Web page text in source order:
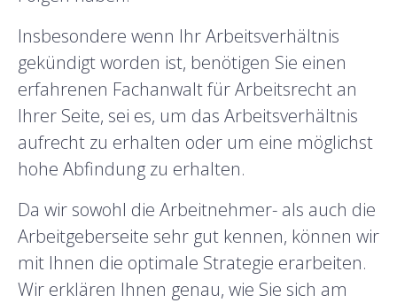
Insbesondere wenn Ihr Arbeitsverhältnis
gekündigt worden ist, benötigen Sie einen
erfahrenen Fachanwalt für Arbeitsrecht an
Ihrer Seite, sei es, um das Arbeitsverhältnis
aufrecht zu erhalten oder um eine möglichst
hohe Abfindung zu erhalten.
Da wir sowohl die Arbeitnehmer- als auch die
Arbeitgeberseite sehr gut kennen, können wir
mit Ihnen die optimale Strategie erarbeiten.
Wir erklären Ihnen genau, wie Sie sich am